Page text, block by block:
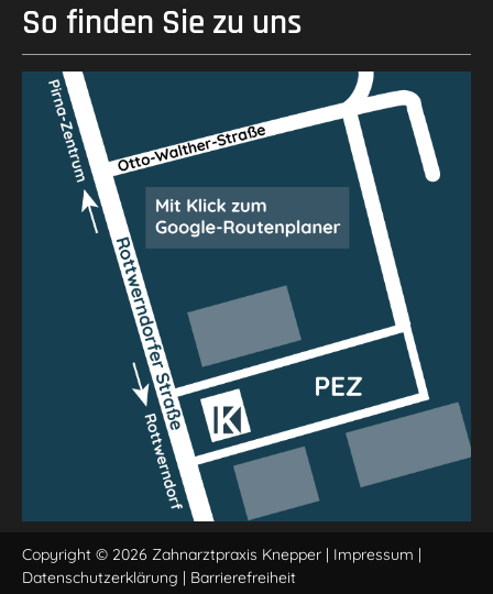
So finden Sie zu uns
Copyright © 2026 Zahnarztpraxis Knepper | Impressum |
Datenschutzerklärung | Barrierefreiheit